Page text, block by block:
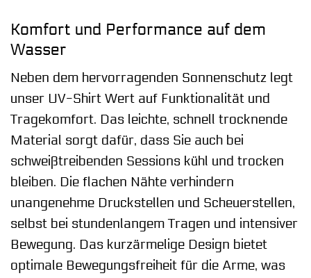
Komfort und Performance auf dem
Wasser
Neben dem hervorragenden Sonnenschutz legt
unser UV-Shirt Wert auf Funktionalität und
Tragekomfort. Das leichte, schnell trocknende
Material sorgt dafür, dass Sie auch bei
schweißtreibenden Sessions kühl und trocken
bleiben. Die flachen Nähte verhindern
unangenehme Druckstellen und Scheuerstellen,
selbst bei stundenlangem Tragen und intensiver
Bewegung. Das kurzärmelige Design bietet
optimale Bewegungsfreiheit für die Arme, was